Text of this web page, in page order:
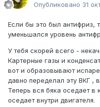
Опубликовано 31
Если бы это был антифриз,
уменьшался уровень
У тебя скорей всего -
Картерные газы и
вот и образовывают
давно переделал эту ВКГ ,
Теперь вся бяка оседает в
оседает внутри двигателя.